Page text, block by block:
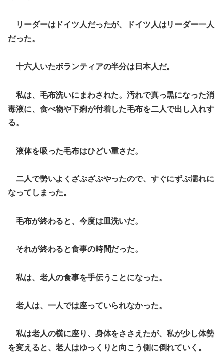
リーダーはドイツ人だったが、ドイツ人はリーダー一人
だった。
十六人いたボランティアの半分は日本人だ。
私は、毛布洗いにまわされた。汚れで真っ黒になった消
毒液に、食べ物や下痢が付着した毛布を二人で出し入れす
る。
液体を吸った毛布はひどい重さだ。
二人で勢いよくざぶざぶやったので、すぐにずぶ濡れに
なってしまった。
毛布が終わると、今度は皿洗いだ。
それが終わると食事の時間だった。
私は、老人の食事を手伝うことになった。
老人は、一人では座っていられなかった。
私は老人の横に座り、身体をささえたが、私が少し体勢
を変えると、老人はゆっくりと向こう側に倒れていく。